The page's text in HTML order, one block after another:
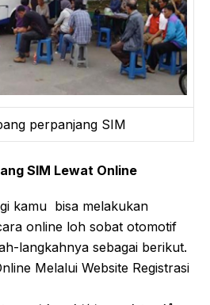
perpanjang SIM
SIM Lewat Online
kamu bisa melakukan
online loh sobat otomotif
langkahnya sebagai berikut.
Melalui Website Registrasi